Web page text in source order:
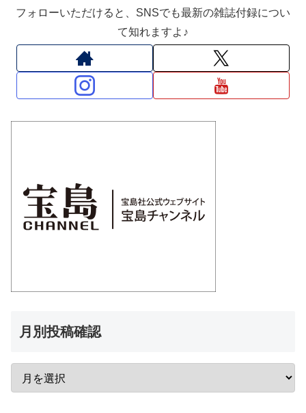
フォローいただけると、SNSでも最新の雑誌付録につい
て知れますよ♪
月別投稿確認